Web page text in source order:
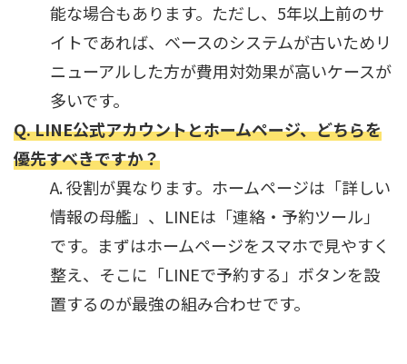
能な場合もあります。ただし、5年以上前のサ
イトであれば、ベースのシステムが古いためリ
ニューアルした方が費用対効果が高いケースが
多いです。
Q. LINE公式アカウントとホームページ、どちらを
優先すべきですか？
A. 役割が異なります。ホームページは「詳しい
情報の母艦」、LINEは「連絡・予約ツール」
です。まずはホームページをスマホで見やすく
整え、そこに「LINEで予約する」ボタンを設
置するのが最強の組み合わせです。